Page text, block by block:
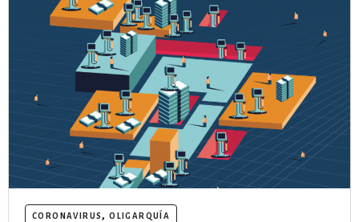
coronavirus,oligarquía